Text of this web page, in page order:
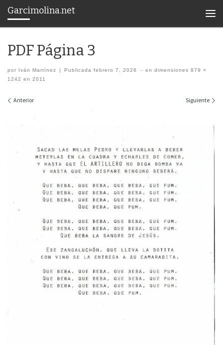
Saltar al contenido
Garcimolina.net
PDF Página 3
por Iván Martínez | Publicadafebrero 7, 2026 - en dimensiones 879 ×
1242 en 2011
Navegación de imágenes
Anterior Siguiente